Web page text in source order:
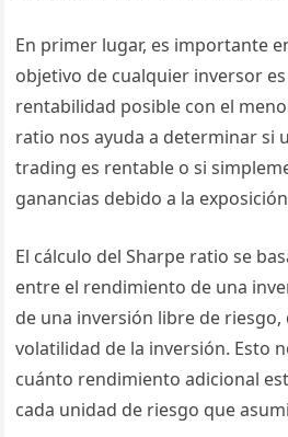
En primer lugar, es importante
objetivo de cualquier inversor
rentabilidad posible con el
ratio nos ayuda a determinar si
trading es rentable o si
ganancias debido a la
El cálculo del Sharpe ratio se
entre el rendimiento de una
de una inversión libre de
volatilidad de la inversión. Esto
cuánto rendimiento adicional
cada unidad de riesgo que